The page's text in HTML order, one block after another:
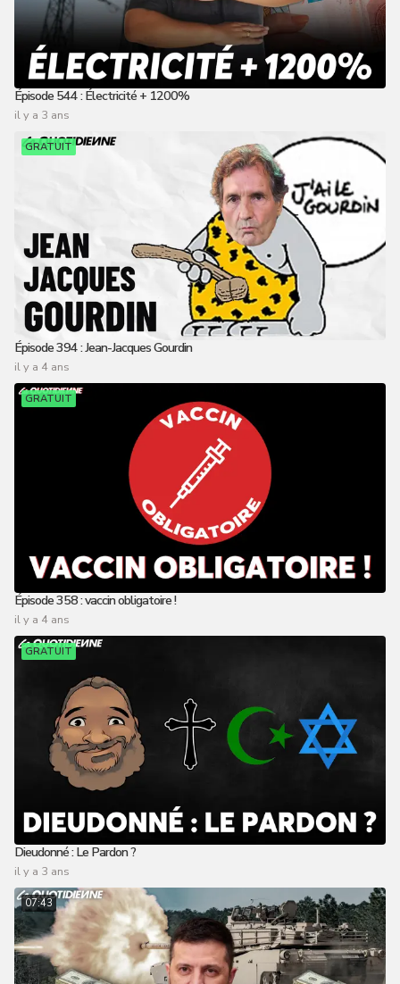
Épisode 544 : Électricité + 1200%
il y a 3 ans
GRATUIT
Épisode 394 : Jean-Jacques Gourdin
il y a 4 ans
GRATUIT
Épisode 358 : vaccin obligatoire !
il y a 4 ans
GRATUIT
Dieudonné : Le Pardon ?
il y a 3 ans
07:43